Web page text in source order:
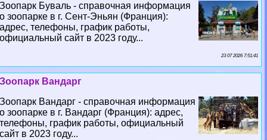
Зоопарк Буваль - справочная информация
о зоопарке в г. Сент-Эньян (Франция):
адрес, телефоны, график работы,
официальный сайт в 2023 году...
23 07 2026 7:51:41
Зоопарк Вандарг
Зоопарк Вандарг - справочная информация
о зоопарке в г. Вандарг (Франция): адрес,
телефоны, график работы, официальный
сайт в 2023 году...